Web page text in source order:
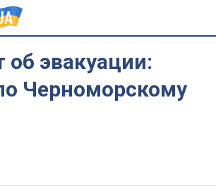
эвакуации:
Черноморскому